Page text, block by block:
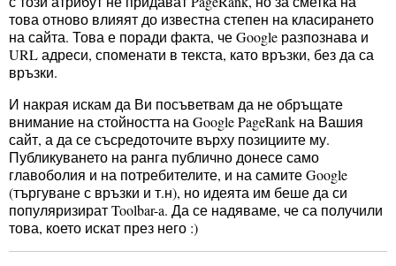
това отново влияят до известна степен на класирането
на сайта. Това е поради факта, че Google разпознава и
URL адреси, споменати в текста, като връзки, без да са
връзки.
И накрая искам да Ви посъветвам да не обръщате
внимание на стойността на Google PageRank на Вашия
сайт, а да се съсредоточите върху позициите му.
Публикуването на ранга публично донесе само
главоболия и на потребителите, и на самите Google
(търгуване с връзки и т.н), но идеята им беше да си
популяризират Toolbar-a. Да се надяваме, че са получили
това, което искат през него :)